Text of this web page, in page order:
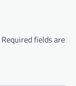
Required fields are